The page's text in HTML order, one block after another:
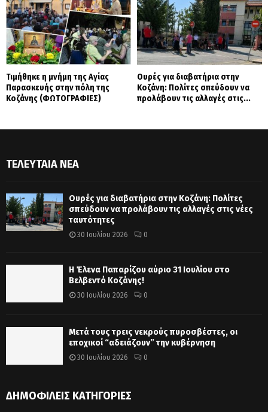
Τιμήθηκε η μνήμη της Αγίας
Παρασκευής στην πόλη της
Κοζάνης (ΦΩΤΟΓΡΑΦΙΕΣ)
Ουρές για διαβατήρια στην
Κοζάνη: Πολίτες σπεύδουν να
προλάβουν τις αλλαγές στις...
ΤΕΛΕΥΤΑΊΑ ΝΈΑ
Ουρές για διαβατήρια στην Κοζάνη: Πολίτες
σπεύδουν να προλάβουν τις αλλαγές στις νέες
ταυτότητες
30 Ιουλίου 2026 0
Η Έλενα Παπαρίζου αύριο 31 Ιουλίου στο
Βελβεντό Κοζάνης!
30 Ιουλίου 2026 0
Μετά τους τρεις νεκρούς πυροσβέστες, οι
εποχικοί “αδειάζουν” την κυβέρνηση
30 Ιουλίου 2026 0
ΔΗΜΟΦΙΛΕΊΣ ΚΑΤΗΓΟΡΊΕΣ